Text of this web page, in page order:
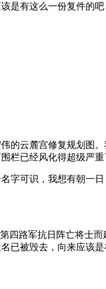
是有这么一份复件的吧
的云麓宫修复规划图
栏已经风化得超级严重
字可识，我想有朝一
四路军抗日阵亡将士
已被毁去，向来应该是